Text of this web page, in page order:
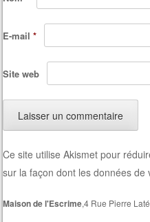
E-mail*
Site web
Ce site utilise Akismet pour
sur la façon dont les données
Maison de l'Escrime,4 Rue Pierre